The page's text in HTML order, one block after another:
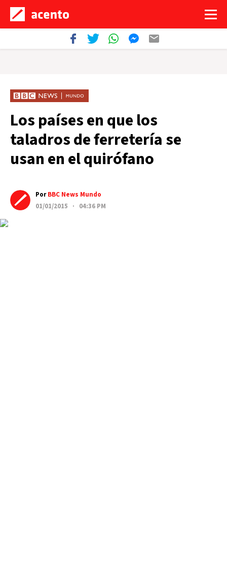
Los países en que los
taladros de ferretería se
usan en el quirófano
PorBBC News Mundo
01/01/2015 · 04:36 PM